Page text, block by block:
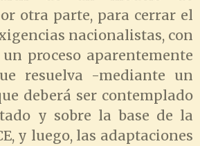
otra parte, para cerrar el
nacionalistas, con
proceso aparentemente
resuelva -mediante un
deberá ser contemplado
y sobre la base de la
y luego, las adaptaciones